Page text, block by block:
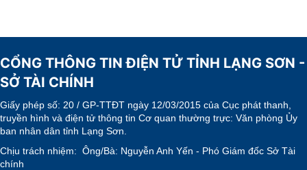
CỔNG THÔNG TIN ĐIỆN TỬ TỈNH LẠNG SƠN -
SỞ TÀI CHÍNH
Giấy phép số: 20 / GP-TTĐT ngày 12/03/2015 của Cục phát thanh,
truyền hình và điện tử thông tin Cơ quan thường trực: Văn phòng Ủy
ban nhân dân tỉnh Lạng Sơn.
Chịu trách nhiệm: Ông/Bà: Nguyễn Anh Yến - Phó Giám đốc Sở Tài
chính